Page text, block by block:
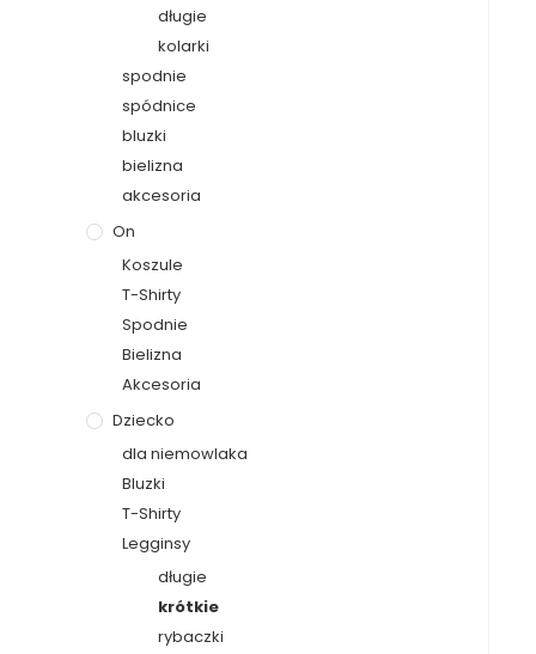
długie
kolarki
spodnie
spódnice
bluzki
bielizna
akcesoria
On
Koszule
T-Shirty
Spodnie
Bielizna
Akcesoria
Dziecko
dla niemowlaka
Bluzki
T-Shirty
Legginsy
długie
krótkie
rybaczki